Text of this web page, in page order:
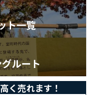
ト一覧
ルート
く売れます！